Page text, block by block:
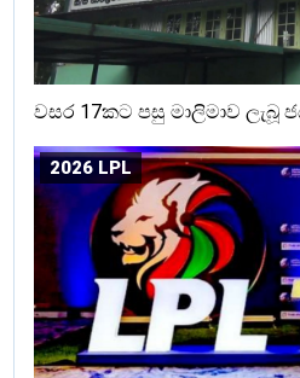
වසර 17කට පසු මාලිමාව ලැබූ
2026 LPL